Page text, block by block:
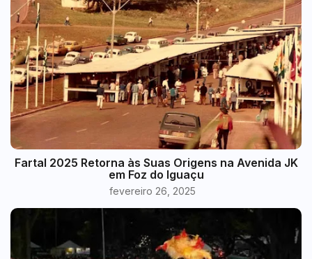
Fartal 2025 Retorna às Suas Origens na Avenida JK
em Foz do Iguaçu
fevereiro 26, 2025